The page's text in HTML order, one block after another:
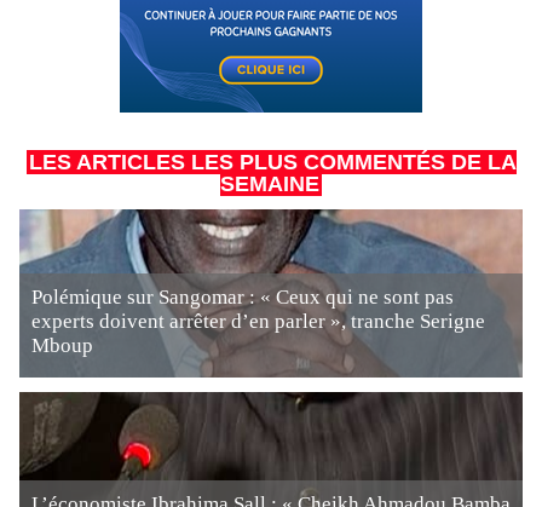
LES ARTICLES LES PLUS COMMENTÉS DE LA
SEMAINE
Polémique sur Sangomar : « Ceux qui ne sont pas
experts doivent arrêter d’en parler », tranche Serigne
Mboup